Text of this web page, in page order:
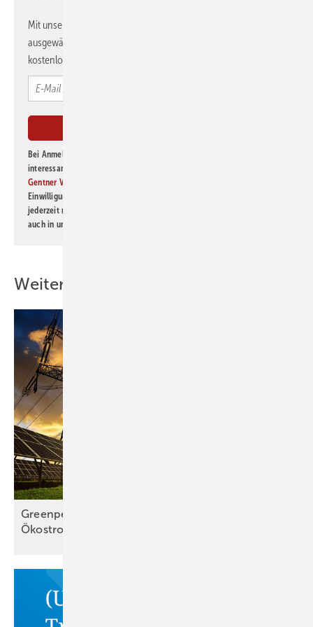
Mit unserem Newsletter erhalten Sie regelmäßig von uns
ausgewählte Informationen und Neuigkeiten, gebündelt und
kostenlos direkt ins Postfach.
Bei Anmeldung zu diesem Newsletter bin ich damit einverstanden, über
interessante Verlags- und Online-Angebote
Gentner Verlag GmbH & Co. KG
Einwilligung kann ich jederzeit widerrufen und eine Abmeldung ist
jederzeit möglich. Informationen zum Umgang mit Daten finden Sie
auch in unserer
Weitere Inhalte
Greenpeace: Deutschland droht eine
Ökostromlücke